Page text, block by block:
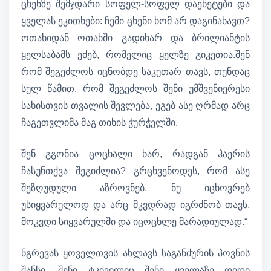
ცხენზე შემჯდარი სოფელ-სოფელ დაეხეტები და
ყველას ეკითხები: ჩემი ცხენი ხომ არ დაგინახავთ?
ოთახიდან ოთახში გადიხარ და ბრილიანტის
ყელსაბამს ეძებ, რომელიც ყელზე გიკეთია.შენ
რომ შეგეძლოს იცნობდე საკუთარ თავს, თუნდაც
სულ წამით, რომ შეგეძლოს შენი უმშვენიერესი
სახისთვის თვალის შევლება, ეგებ ასე ღრმად არც
ჩაგეთვლიმა მაგ თიხის ჭურჭელში.
შენ გგონია ცოცხალი ხარ, რადგან ჰაერის
ჩასუნთქვა შეგიძლია? გრცხვენოდეს, რომ ასე
შეზღუდული აზროვნებ. ნუ იცხოვრებ
უსიყვარულოდ და არც მკვდრად იგრძნობ თავს.
მოკვდი სიყვარულში და იცოცხლე მარადიულად.“
ნგრევას ყოველთვის ახლავს საგანძურის პოვნის